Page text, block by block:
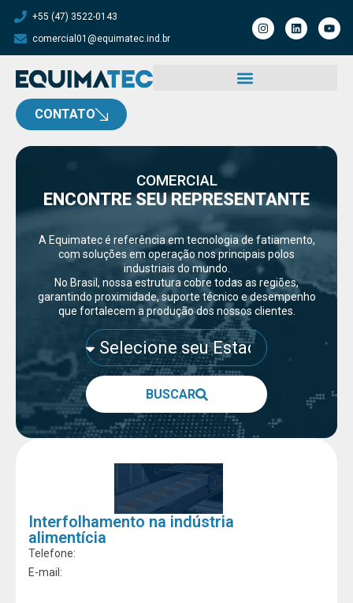
+55 (47) 3522-0143
comercial01@equimatec.ind.br
CONTATO
COMERCIAL
ENCONTRE SEU REPRESENTANTE
A Equimatec é referência em tecnologia de fatiamento,
com soluções em operação nos principais polos
industriais do mundo.
No Brasil, nossa estrutura cobre todas as regiões,
garantindo proximidade, suporte técnico e desempenho
que fortalecem a produção dos nossos clientes.
BUSCAR
Interfolhamento na indústria
alimentícia
Telefone:
E-mail: